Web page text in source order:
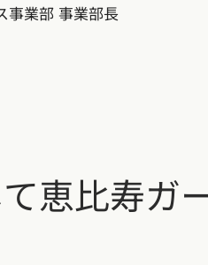
事業部 事業部長
恵比寿ガ